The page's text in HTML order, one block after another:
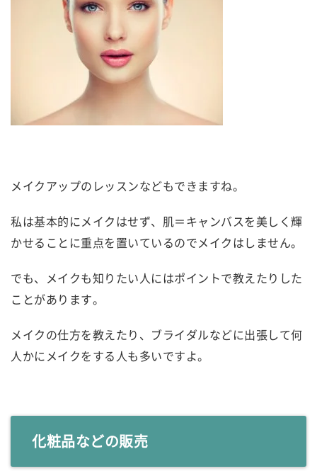
メイクアップのレッスンなどもできますね。
私は基本的にメイクはせず、肌＝キャンバスを美しく輝
かせることに重点を置いているのでメイクはしません。
でも、メイクも知りたい人にはポイントで教えたりした
ことがあります。
メイクの仕方を教えたり、ブライダルなどに出張して何
人かにメイクをする人も多いですよ。
化粧品などの販売